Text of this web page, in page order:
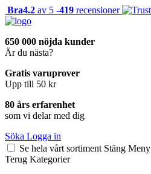
Bra4.2 av 5 -419 recensioner
650 000 nöjda kunder
Är du nästa?
Gratis varuprover
Upp till 50 kr
80 års erfarenhet
som vi delar med dig
Söka Logga in
Se hela vårt sortiment Stäng Meny
Terug Kategorier